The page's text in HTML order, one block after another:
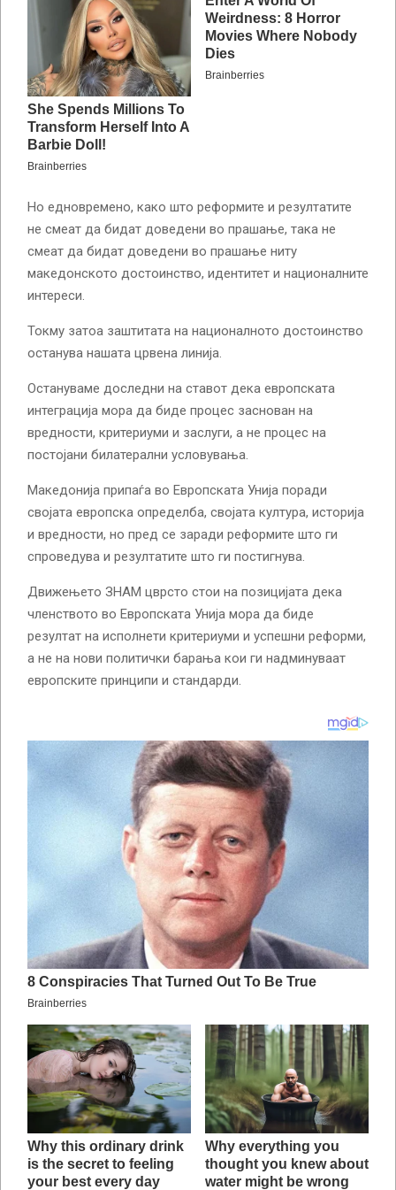
Но едновремено, како што реформите и резултатите
не смеат да бидат доведени во прашање, така не
смеат да бидат доведени во прашање ниту
македонското достоинство, идентитет и националните
интереси.
Токму затоа заштитата на националното достоинство
останува нашата црвена линија.
Остануваме доследни на ставот дека европската
интеграција мора да биде процес заснован на
вредности, критериуми и заслуги, а не процес на
постојани билатерални условувања.
Македонија припаѓа во Европската Унија поради
својата европска определба, својата култура, историја
и вредности, но пред се заради реформите што ги
спроведува и резултатите што ги постигнува.
Движењето ЗНАМ цврсто стои на позицијата дека
членството во Европската Унија мора да биде
резултат на исполнети критериуми и успешни реформи,
а не на нови политички барања кои ги надминуваат
европските принципи и стандарди.